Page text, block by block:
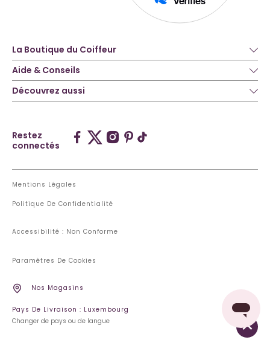
La Boutique du Coiffeur
Aide & Conseils
Découvrez aussi
Restez
connectés
Mentions Légales
Politique De Confidentialité
Accessibilité : Non Conforme
Paramètres De Cookies
Nos Magasins
Pays De Livraison : Luxembourg
Changer de pays ou de langue